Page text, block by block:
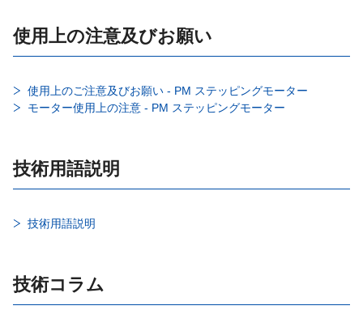
使用上の注意及びお願い
使用上のご注意及びお願い - PM ステッピングモーター
モーター使用上の注意 - PM ステッピングモーター
技術用語説明
技術用語説明
技術コラム